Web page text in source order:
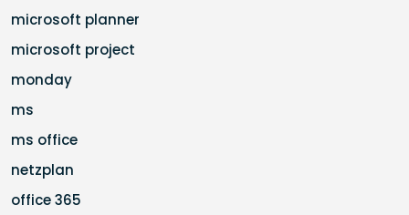
microsoft planner
microsoft project
monday
ms
ms office
netzplan
office 365